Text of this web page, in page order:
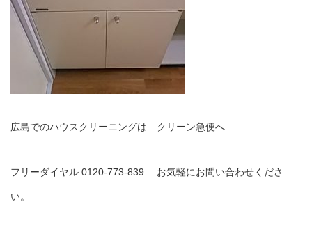
広島でのハウスクリーニングは クリーン急便へ
フリーダイヤル 0120-773-839 お気軽にお問い合わせくださ
い。